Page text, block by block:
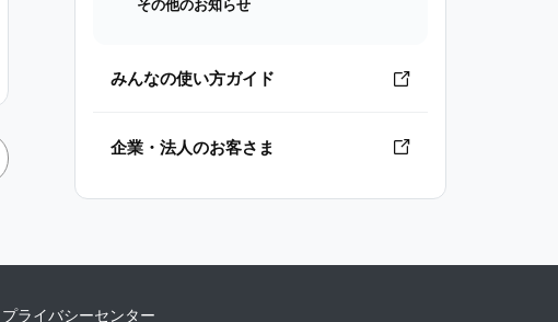
その他のお知らせ
みんなの使い方ガイド
企業・法人のお客さま
プライバシーセンター